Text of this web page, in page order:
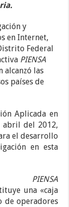
y
en Internet,
Federal
PIENSA
alcanzó las
países de
Aplicada en
abril del 2012,
el desarrollo
en esta
PIENSA
una «caja
de operadores